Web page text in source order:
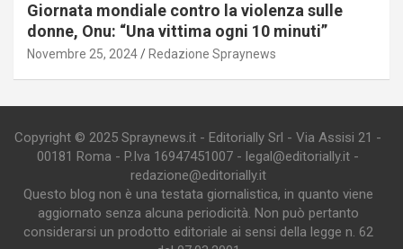
Giornata mondiale contro la violenza sulle
donne, Onu: “Una vittima ogni 10 minuti”
Novembre 25, 2024 Redazione Spraynews
Copyright © 2025 Spraynews.it - Editorially Srl - Via Assisi 21 -
00181 Roma - P.Iva 16947451007 - legal@editorially.it -
redazione@editorially.it
Questo blog non è una testata giornalistica, in quanto viene
aggiornato senza alcuna periodicità. Non può pertanto
considerarsi un prodotto editoriale ai sensi della legge n. 62